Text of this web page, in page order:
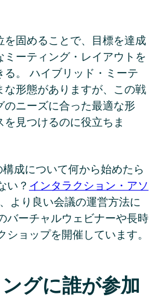
を固めることで、目標を達成
ミーティング・レイアウトを
る。 ハイブリッド・ミーテ
な形態がありますが、この戦
のニーズに合った最適な形
見つけるのに役立ちま
構成について何から始めたら
い？ インタラクション・アソ
より良い会議の運営方法に
バーチャルウェビナーや長時
グに誰が参加